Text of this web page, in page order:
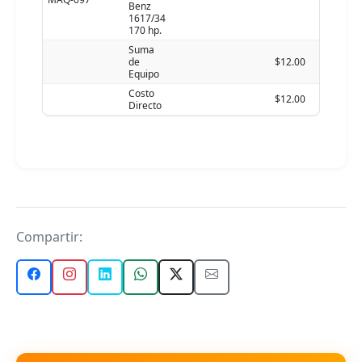
Benz
1617/34
170 hp.
Suma
de
Equipo
$12.00
Costo
Directo
$12.00
Compartir: